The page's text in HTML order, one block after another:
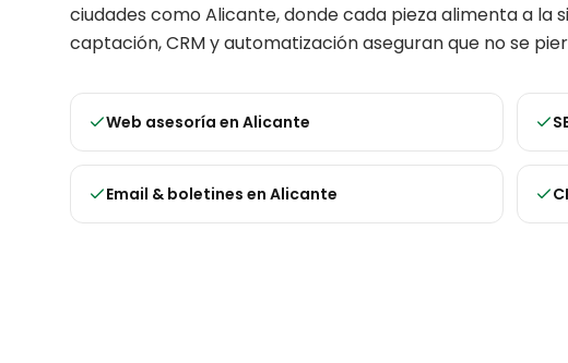
ciudades como Alicante, donde cada pieza alimenta a la
captación, CRM y automatización aseguran que no se
Web asesoría en Alicante
Email & boletines en Alicante